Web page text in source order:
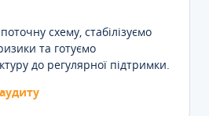
схему, стабілізуємо
та готуємо
до регулярної підтримки.